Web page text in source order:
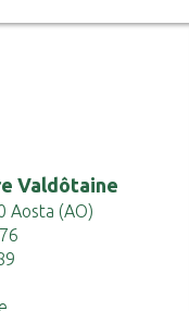
Valdôtaine
Aosta (AO)